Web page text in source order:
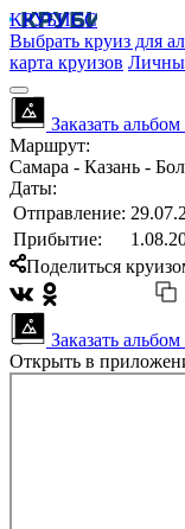
КРУБИСС
Выбрать круиз для
карта круизов
Заказать
Маршрут:
Самара - Казань -
Даты:
Отправление:
Прибытие:
Поделиться
Заказать альбом
Открыть в